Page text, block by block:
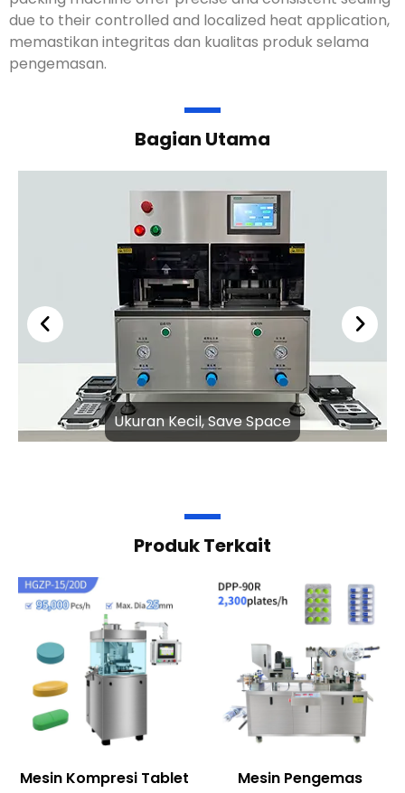
due to their controlled and localized heat application,
memastikan integritas dan kualitas produk selama
pengemasan.
Bagian Utama
Ukuran Kecil,Save Space
Produk Terkait
Mesin Kompresi Tablet
Mesin Pengemas